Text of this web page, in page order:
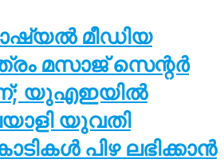
മീഡിയ
മസാജ് സെന്റർ
യുഎഇയിൽ
യുവതി
പിഴ ലഭിക്കാൻ